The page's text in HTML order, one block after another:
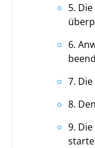
5.
6.
7.
8.
9.